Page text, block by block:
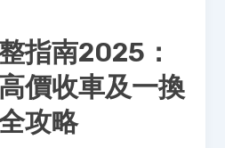
指南2025：
價收車及一換
攻略